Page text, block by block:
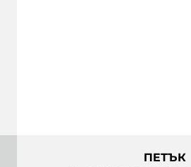
ПЕТЪК